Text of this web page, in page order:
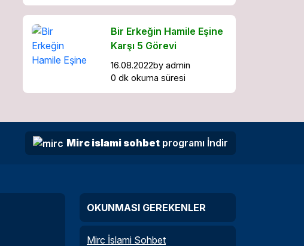
Bir Erkeğin Hamile Eşine
Karşı 5 Görevi
16.08.2022by admin
0 dk okuma süresi
Mirc islami sohbet programı İndir
OKUNMASI GEREKENLER
Mirc İslami Sohbet